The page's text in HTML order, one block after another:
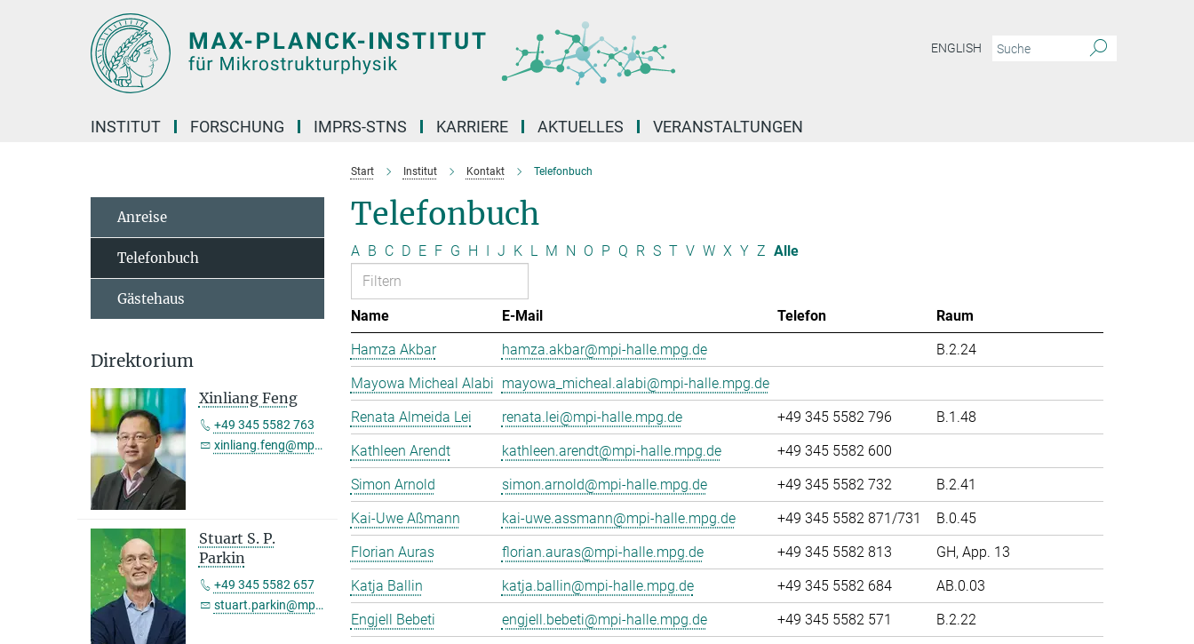
ENGLISH
INSTITUT FORSCHUNG IMPRS-STNS KARRIERE AKTUELLES VERANSTALTUNGEN
Start Institut Kontakt Telefonbuch
Telefonbuch
A B C D E F G H I J K L M N O P Q R S T V W X Y Z Alle
Name E-Mail Telefon
Raum
Hamza Akbar
hamza.akbar@mpi-halle.mpg.de
B.2.24
Mayowa Micheal Alabi mayowa_micheal.alabi@mpi-halle.mpg.de
Renata Almeida Lei
renata.lei@mpi-halle.mpg.de +49 345 5582 796
B.1.48
Kathleen Arendt
kathleen.arendt@mpi-halle.mpg.de
+49 345 5582 600
Simon Arnold
simon.arnold@mpi-halle.mpg.de +49 345 5582 732
B.2.41
Kai-Uwe Aßmann
kai-uwe.assmann@mpi-halle.mpg.de +49 345 5582 871/731
B.0.45
Florian Auras
florian.auras@mpi-halle.mpg.de +49 345 5582 813
GH, App. 13
Katja Ballin
katja.ballin@mpi-halle.mpg.de +49 345 5582 684
AB.0.03
Engjell Bebeti
engjell.bebeti@mpi-halle.mpg.de +49 345 5582 571
B.2.22
Anreise
Telefonbuch
Gästehaus
Direktorium
Xinliang Feng
+49 345 5582 763
xinliang.feng@mpi-halle.mpg.de
Stuart S. P.
Parkin
+49 345 5582 657
stuart.parkin@mpi-halle.mpg.de